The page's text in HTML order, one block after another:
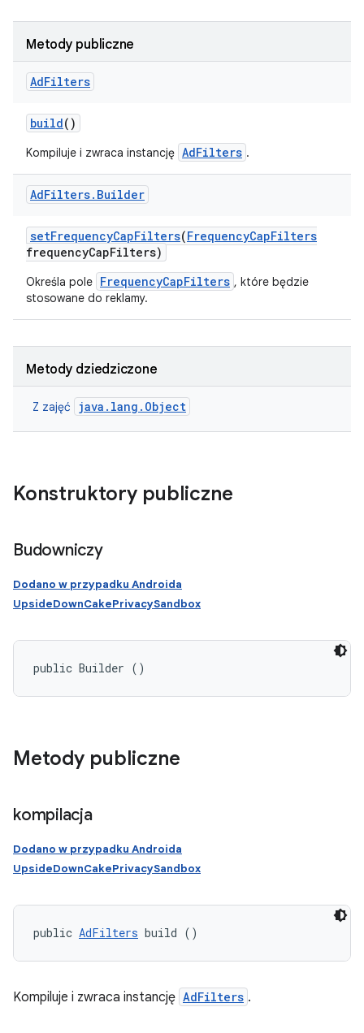
Metody publiczne
AdFilters
build()
Kompiluje i zwraca instancję AdFilters .
AdFilters. Builder
setFrequencyCapFilters(FrequencyCapFilters
frequencyCapFilters)
Określa pole FrequencyCapFilters , które będzie
stosowane do reklamy.
Metody dziedziczone
Z zajęć java.lang.Object
Konstruktory publiczne
Budowniczy
Dodano w przypadku Androida
UpsideDownCakePrivacySandbox
public Builder ()
Metody publiczne
kompilacja
Dodano w przypadku Androida
UpsideDownCakePrivacySandbox
public AdFilters build ()
Kompiluje i zwraca instancję AdFilters .